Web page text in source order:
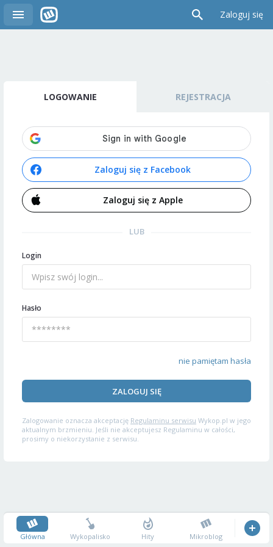
Zaloguj się
LOGOWANIE REJESTRACJA
Zaloguj się z Facebook
Zaloguj się z Apple
LUB
Login
Hasło
nie pamiętam hasła
ZALOGUJ SIĘ
Zalogowanie oznacza akceptację Regulaminu serwisu Wykop.pl w jego
aktualnym brzmieniu. Jeśli nie akceptujesz Regulaminu w całości,
prosimy o niekorzystanie z serwisu.
Główna Wykopalisko Hity Mikroblog